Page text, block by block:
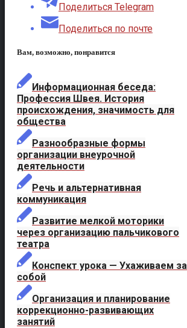
Поделиться Telegram
Поделиться по почте
Вам, возможно, понравится
Информационная беседа:
Профессия Швея. История
происхождения, значимость для
общества
Разнообразные формы
организации внеурочной
деятельности
Речь и альтернативная
коммуникация
Развитие мелкой моторики
через организацию пальчикового
театра
Конспект урока — Ухаживаем за
собой
Организация и планирование
коррекционно-развивающих
занятий